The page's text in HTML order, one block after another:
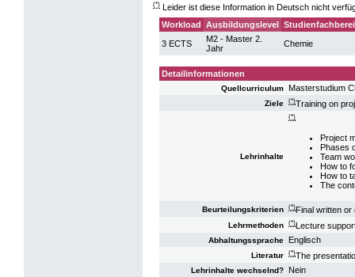
(*) Leider ist diese Information in Deutsch nicht
Workload Ausbildungslevel
3 ECTS
M2 - Master 2.
Jahr
Chemie
Detailinformationen
Quellcurriculum Masterstudium
Ziele (*)Training on
Lehrinhalte
(*)
Project
Phases
Team
How to
How to
The
Beurteilungskriterien (*)Final written or
Lehrmethoden (*)Lecture
Abhaltungssprache Englisch
Literatur (*)The
Lehrinhalte wechselnd? Nein